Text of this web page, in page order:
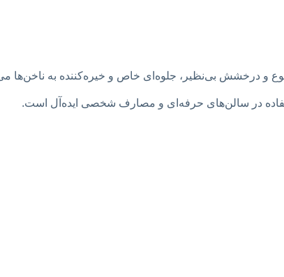
ایران
از محبوب‌ترین محصولات آرایشی در دنیای ناخن است که با 10 رنگ‌بندی متنوع و درخشش بی‌نظیر، جلوه‌ای خاص و
در سالن‌های حرفه‌ای و مصارف شخصی ایده‌آل است.